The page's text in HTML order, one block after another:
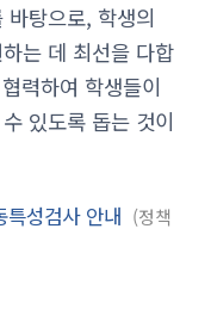
탕으로, 학생의
는 데 최선을 다합
력하여 학생들이
있도록 돕는 것이
특성검사 안내
정책